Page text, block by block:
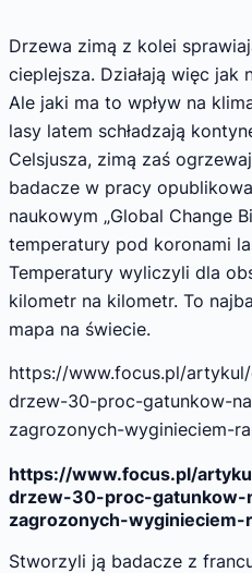
Drzewa zimą z kolei
cieplejsza. Działają więc jak
Ale jaki ma to wpływ na
lasy latem schładzają
Celsjusza, zimą zaś
badacze w pracy
naukowym „Global Change
temperatury pod koronami
Temperatury wyliczyli dla
kilometr na kilometr. To
mapa na świecie.
https://www.focus.pl/
drzew-30-proc-gatunkow-
zagrozonych-wyginieciem-
https://www.focus.pl/
drzew-30-proc-gatunkow-
zagrozonych-wyginieciem-
Stworzyli ją badacze z